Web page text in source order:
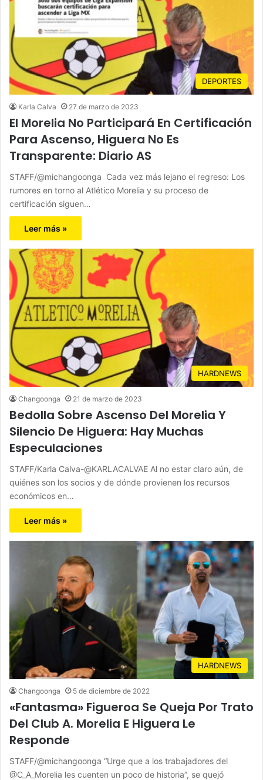
DEPORTES
Karla Calva 27 de marzo de 2023
El Morelia No Participará En Certificación
Para Ascenso, Higuera No Es
Transparente: Diario AS
STAFF/@michangoonga Cada vez más lejano el regreso: Los
rumores en torno al Atlético Morelia y su proceso de
certificación siguen…
Leer más »
HARDNEWS
Changoonga 21 de marzo de 2023
Bedolla Sobre Ascenso Del Morelia Y
Silencio De Higuera: Hay Muchas
Especulaciones
STAFF/Karla Calva-@KARLACALVAE Al no estar claro aún, de
quiénes son los socios y de dónde provienen los recursos
económicos en…
Leer más »
HARDNEWS
Changoonga 5 de diciembre de 2022
«Fantasma» Figueroa Se Queja Por Trato
Del Club A. Morelia E Higuera Le
Responde
STAFF/@michangoonga “Urge que a los trabajadores del
@C_A_Morelia les cuenten un poco de historia”, se quejó